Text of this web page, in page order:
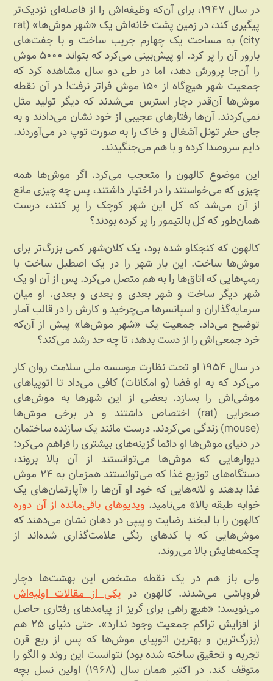
در سال ۱۹۴۷، برای آن‌که وظیفه‌اش را از فاصله‌ای نزدیک‌تر
پیگیری کند، در زمین پشت خانه‌اش یک «شهر موش‌ها» (rat
city) به مساحت یک چهارم جریب ساخت و با جفت‌های
بارور آن را پر کرد. او پیش‌بینی می‌کرد که بتواند ۵۰۰۰ موش
را آن‌جا پرورش دهد، اما در طی دو سال مشاهده کرد که
جمعیت شهر هیچ‌گاه از ۱۵۰ موش فراتر نرفت! در آن نقطه
موش‌ها آن‌قدر دچار استرس می‌شدند که دیگر تولید مثل
نمی‌کردند. آن‌ها رفتارهای عجیبی از خود نشان می‌دادند و به
جای حفر تونل آشغال و خاک را به صورت توپ در می‌آوردند.
دایم سروصدا کرده و با هم می‌جنگیدند.
این موضوع کالهون را متعجب می‌کرد. اگر موش‌ها همه
چیزی که می‌خواستند را در اختیار داشتند، پس چه چیزی مانع
از آن می‌شد که کل این شهر کوچک را پر کنند، درست
همان‌طور که کل بالتیمور را پر کرده بودند؟
کالهون که کنجکاو شده بود، یک کلان‌شهر کمی بزرگ‌تر برای
موش‌ها ساخت. این بار شهر را در یک اصطبل ساخت با
رمپ‌هایی که اتاق‌ها را به هم متصل می‌کرد. پس از آن او یک
شهر دیگر ساخت و شهر بعدی و بعدی و بعدی. او میان
سرمایه‌گذاران و اسپانسرها می‌چرخید و کارش را در قالب آمار
توضیح می‌داد. جمعیت یک «شهر موش‌ها» پیش از آن‌که
خرد جمعی‌اش را از دست بدهد، تا چه حد رشد می‌کند؟
در سال ۱۹۵۴ او تحت نظارت موسسه ملی سلامت روان کار
می‌کرد که به او فضا (و امکانات) کافی می‌داد تا اتوپیاهای‌
موشی‌اش را بسازد. بعضی از این شهرها به موش‌های
صحرایی (rat) اختصاص داشتند و در برخی موش‌ها
(mouse) زندگی می‌کردند. درست مانند یک سازنده ساختمان
در دنیای موش‌ها او دائما گزینه‌های بیشتری را فراهم می‌کرد:
دیوارهایی که موش‌ها می‌توانستند از آن بالا بروند،
دستگاه‌های توزیع غذا که می‌توانستند همزمان به ۲۴ موش
غذا بدهند و لانه‌هایی که خود او آن‌ها را «آپارتمان‌های یک
خوابه طبقه بالا» می‌نامید. ویدیوهای باقی‌مانده از آن دوره
کالهون را با لبخند رضایت و پیپی در دهان نشان می‌دهند که
موش‌هایی که با کدهای رنگی علامت‌گذاری شده‌اند از
چکمه‌هایش بالا می‌روند.
ولی باز هم در یک نقطه مشخص این بهشت‌ها دچار
فروپاشی می‌شدند. کالهون در یکی از مقالات اولیه‌اش
می‌نویسد: «هیچ راهی برای گریز از پیامدهای رفتاری حاصل
از افزایش تراکم جمعیت وجود ندارد». حتی دنیای ۲۵ هم
(بزرگ‌ترین و بهترین اتوپیای موش‌ها که پس از ربع قرن
تجربه و تحقیق ساخته شده بود) نتوانست این روند و الگو را
متوقف کند. در اکتبر همان سال (۱۹۶۸) اولین نسل بچه